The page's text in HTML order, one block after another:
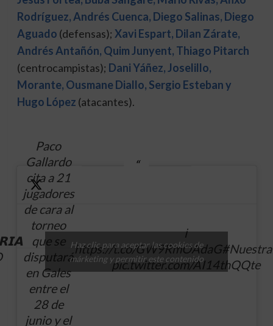
Rodríguez, Andrés Cuenca, Diego Salinas, Diego
Aguado (defensas); Xavi Espart, Dilan Zárate,
Andrés Antañón, Quim Junyent, Thiago Pitarch
(centrocampistas); Dani Yáñez, Joselillo,
Morante, Ousmane Diallo, Sergio Esteban y
Hugo López (atacantes).
Paco
Gallardo
cita a 21
jugadores
de cara al
torneo
que se
disputará
en Gales
entre el
28 de
junio y el
ℹ️
https://t.co/GW9RmOAdaG
pic.twitter.com/AI14thQQte
Haz clic para aceptar las cookies de
márketing y permitir este contenido